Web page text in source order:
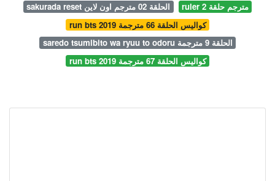
sakurada reset الحلقة 02 مترجم اون لاين
ruler مترجم حلقة 2
run bts 2019 كواليس الحلقة 66 مترجمة
saredo tsumibito wa ryuu to odoru الحلقة 9 مترجمة
run bts 2019 كواليس الحلقة 67 مترجمة